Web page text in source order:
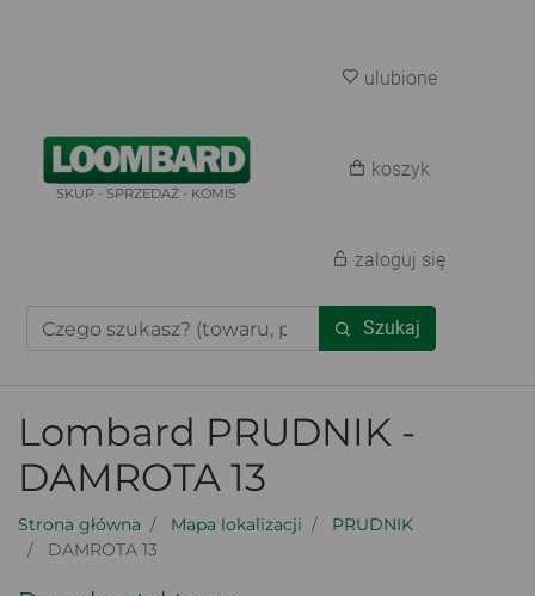
SKUP - SPRZEDAŻ - KOMIS
Szukaj
ulubione
koszyk
zaloguj się
Lombard PRUDNIK -
DAMROTA 13
Strona główna Mapa lokalizacji
PRUDNIK
DAMROTA 13